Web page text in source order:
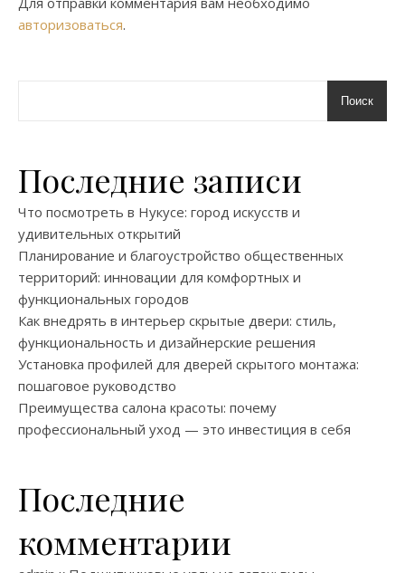
авторизоваться.
Поиск
Последние записи
Что посмотреть в Нукусе: город искусств и
удивительных открытий
Планирование и благоустройство общественных
территорий: инновации для комфортных и
функциональных городов
Как внедрять в интерьер скрытые двери: стиль,
функциональность и дизайнерские решения
Установка профилей для дверей скрытого монтажа:
пошаговое руководство
Преимущества салона красоты: почему
профессиональный уход — это инвестиция в себя
Последние
комментарии